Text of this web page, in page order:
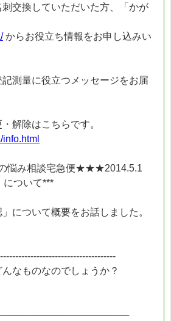
交換していただいた方、「かが
からお役立ち情報をお申し込みい
測量に役立つメッセージをお届
解除はこちらです。
悩み相談宅急便★★★2014.5.1
について***
について概要をお話しました。
んなものなのでしょうか？